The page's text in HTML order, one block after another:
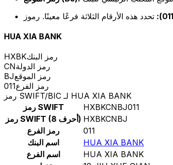
HUA XIA BANK
HXBKرمز البنك
CNرمز الدولة
BJرمز الموقع
011رمز الفرع
رمز SWIFT/BIC لـ HUA XIA BANK
رمز SWIFT
HXBKCNBJ011
رمز SWIFT (8 أحرف) HXBKCNBJ
رمز الفرع
011
اسم البنك
HUA XIA BANK
اسم الفرع
HUA XIA BANK